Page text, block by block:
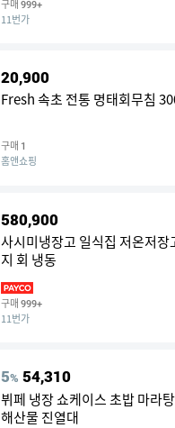
구매 999+
11번가
20,900
Fresh 속초 전통 명태회무침
구매 1
홈앤쇼핑
580,900
사시미냉장고 일식집 저온저장
지 회 냉동
구매 999+
11번가
5% 54,310
뷔페 냉장 쇼케이스 초밥 마라
해산물 진열대